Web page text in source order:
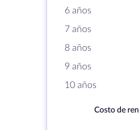
6 años
7 años
8 años
9 años
10 años
Costo de